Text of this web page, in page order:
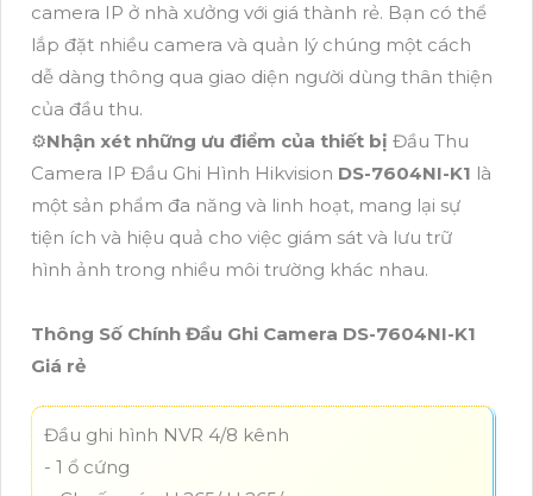
camera IP ở nhà xưởng với giá thành rẻ. Bạn có thể
lắp đặt nhiều camera và quản lý chúng một cách
dễ dàng thông qua giao diện người dùng thân thiện
của đầu thu.
⚙Nhận xét những ưu điểm của thiết bị Đầu Thu
Camera IP Đầu Ghi Hình Hikvision DS-7604NI-K1 là
một sản phẩm đa năng và linh hoạt, mang lại sự
tiện ích và hiệu quả cho việc giám sát và lưu trữ
hình ảnh trong nhiều môi trường khác nhau.
Thông Số Chính Đầu Ghi Camera DS-7604NI-K1
Giá rẻ
Đầu ghi hình NVR 4/8 kênh
- 1 ổ cứng